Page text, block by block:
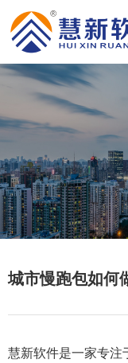
城市慢跑包如何
慧新软件是一家专注